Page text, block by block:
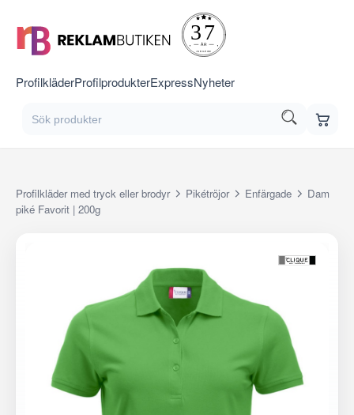
ProfilkläderProfilprodukterExpressNyheter
Profilkläder med tryck eller brodyr Pikétröjor Enfärgade
Dam
piké Favorit | 200g